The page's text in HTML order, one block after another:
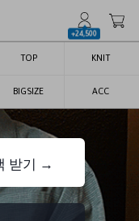
+24,500
TOP KNIT
BIGSIZE ACC
받기 →